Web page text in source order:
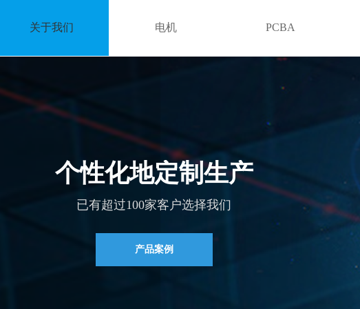
关于我们 电机 PCBA
已有超过100家客户选择我们
个性化地定制生产
产品案例